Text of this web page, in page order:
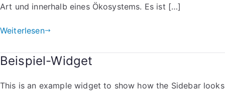
Art und innerhalb eines Ökosystems. Es ist […]
Weiterlesen
Beispiel-Widget
This is an example widget to show how the Sidebar looks